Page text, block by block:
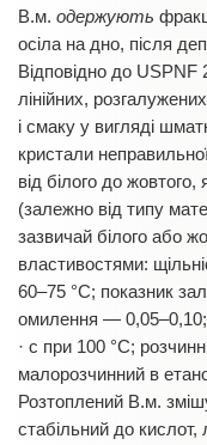
В.м. одержують
осіла на дно, після
Відповідно до
лінійних,
і смаку у вигляді
кристали
від білого до
(залежно від типу
зазвичай білого або
властивостями:
60–75 °С; показник
омилення — 0,05–0,10;
· с при 100 °С;
малорозчинний в
Розтоплений В.м.
стабільний до кислот,